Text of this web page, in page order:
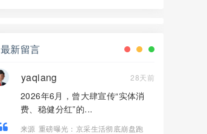
最新留言
yaqiang 28天前
2026年6月，曾大肆宣传“实体消
费、稳健分红”的...
来源 重磅曝光：京采生活彻底崩盘跑